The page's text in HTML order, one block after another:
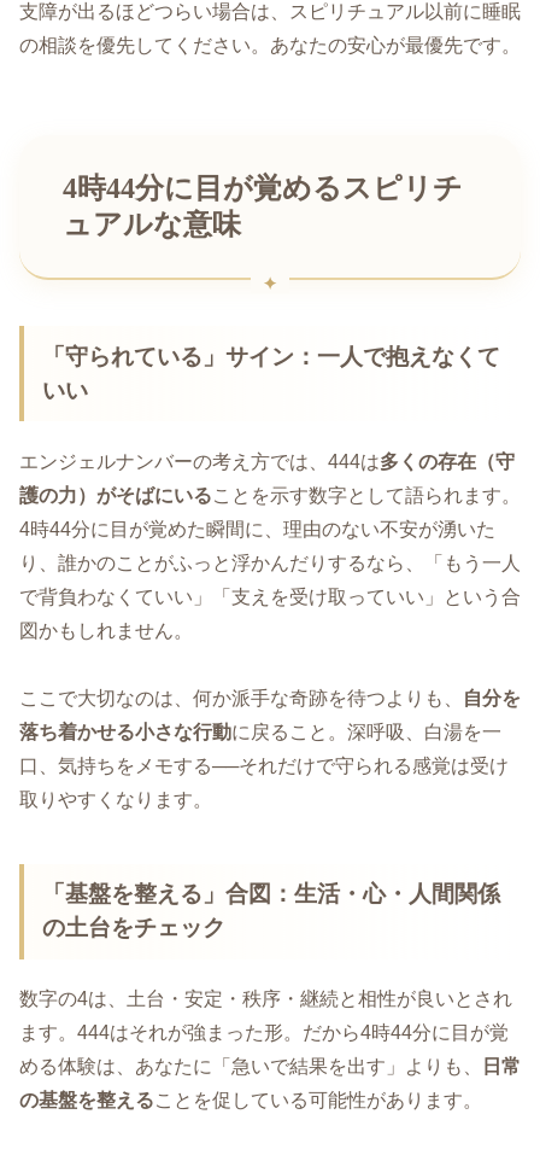
支障が出るほどつらい場合は、スピリチュアル以前に睡眠
の相談を優先してください。あなたの安心が最優先です。
4時44分に目が覚めるスピリチ
ュアルな意味
「守られている」サイン：一人で抱えなくて
いい
エンジェルナンバーの考え方では、444は多くの存在（守
護の力）がそばにいることを示す数字として語られます。
4時44分に目が覚めた瞬間に、理由のない不安が湧いた
り、誰かのことがふっと浮かんだりするなら、「もう一人
で背負わなくていい」「支えを受け取っていい」という合
図かもしれません。
ここで大切なのは、何か派手な奇跡を待つよりも、
自分を
落ち着かせる小さな行動に戻ること。深呼吸、白湯を一
口、気持ちをメモする──それだけで守られる感覚は受け
取りやすくなります。
「基盤を整える」合図：生活・心・人間関係
の土台をチェック
数字の4は、土台・安定・秩序・継続と相性が良いとされ
ます。444はそれが強まった形。だから4時44分に目が覚
める体験は、あなたに「急いで結果を出す」よりも、
日常
の基盤を整えることを促している可能性があります。